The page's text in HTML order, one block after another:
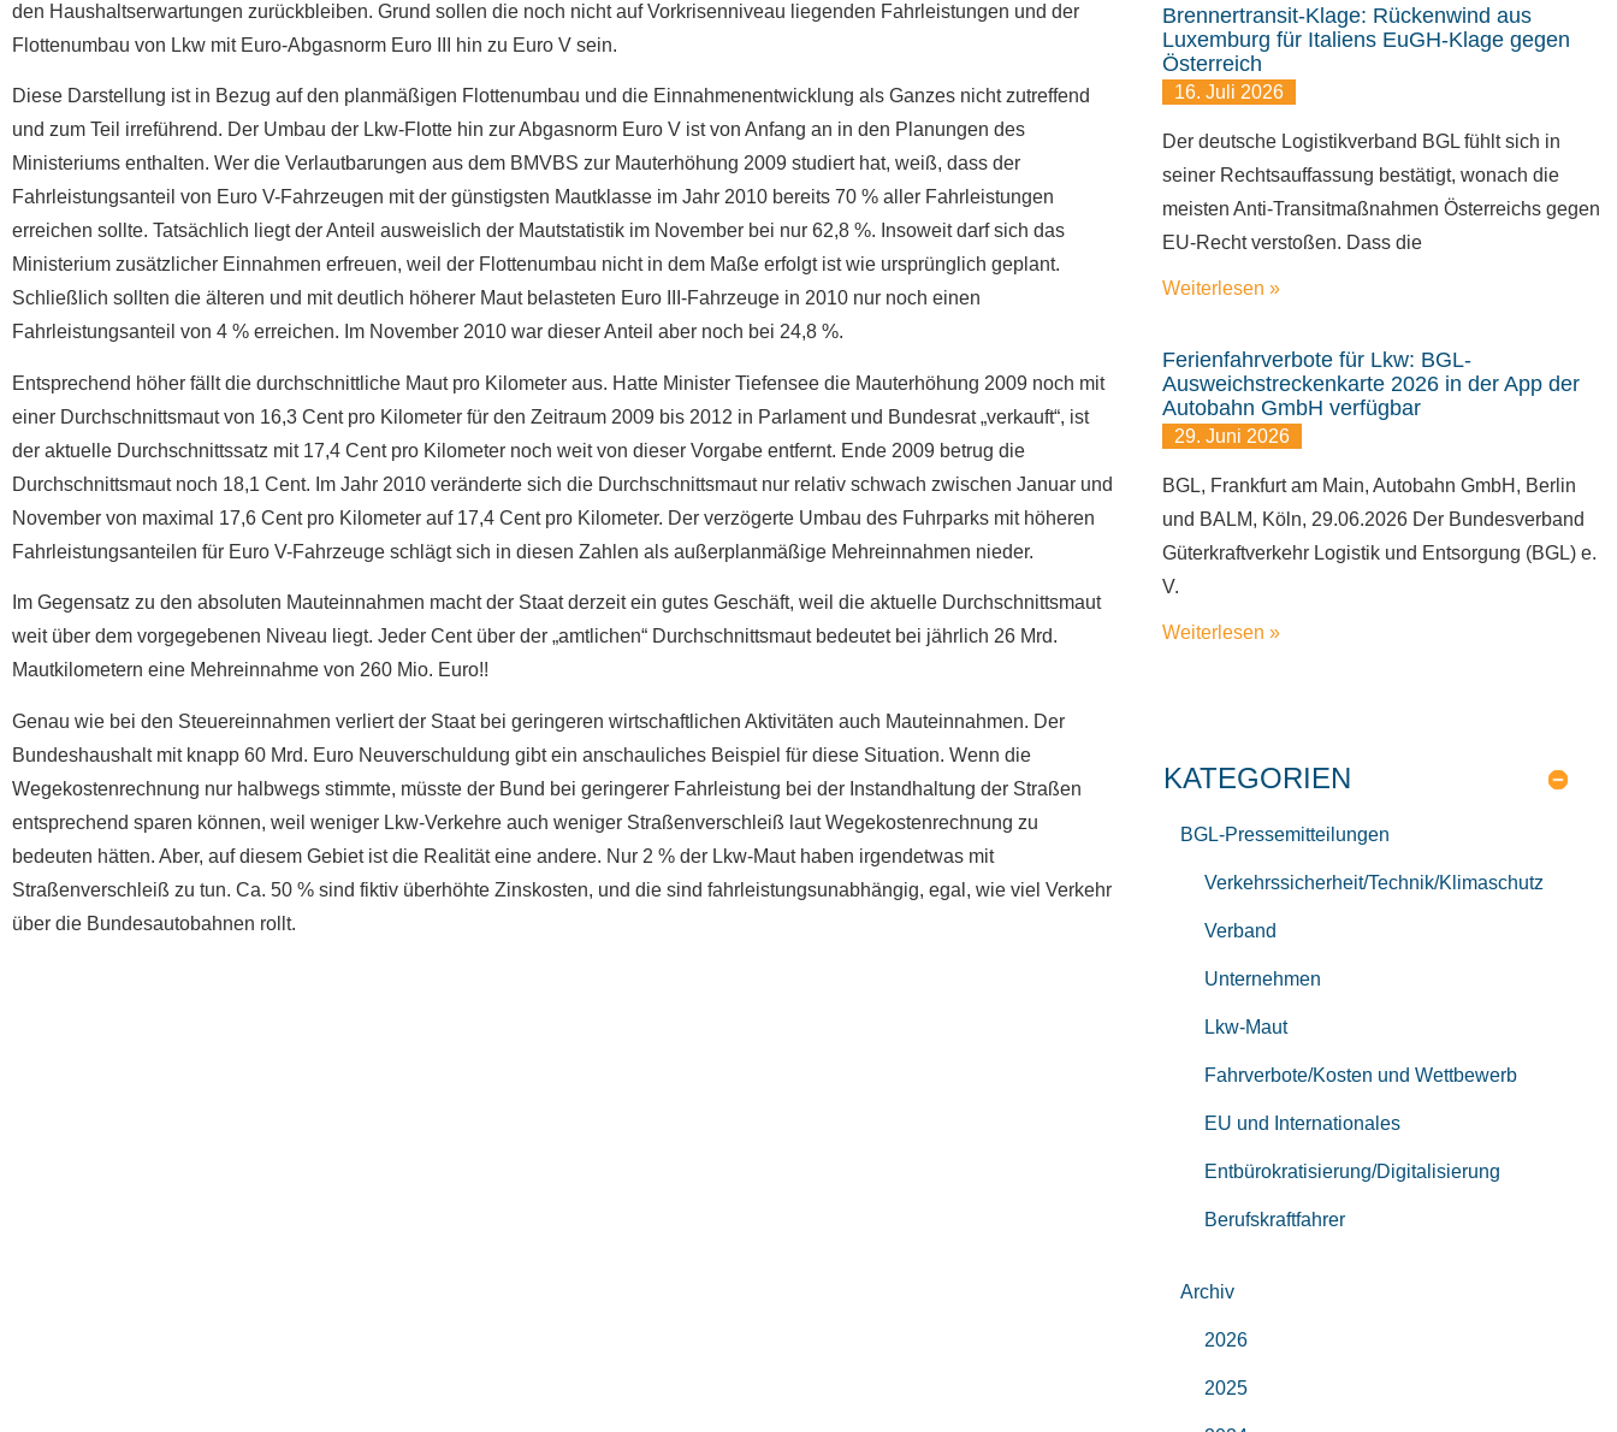
den Haushaltserwartungen zurückbleiben. Grund sollen die noch nicht auf Vorkrisenniveau liegenden Fahrleistungen und der
Flottenumbau von Lkw mit Euro-Abgasnorm Euro III hin zu Euro V sein.
Diese Darstellung ist in Bezug auf den planmäßigen Flottenumbau und die Einnahmenentwicklung als Ganzes nicht zutreffend
und zum Teil irreführend. Der Umbau der Lkw-Flotte hin zur Abgasnorm Euro V ist von Anfang an in den Planungen des
Ministeriums enthalten. Wer die Verlautbarungen aus dem BMVBS zur Mauterhöhung 2009 studiert hat, weiß, dass der
Fahrleistungsanteil von Euro V-Fahrzeugen mit der günstigsten Mautklasse im Jahr 2010 bereits 70 % aller Fahrleistungen
erreichen sollte. Tatsächlich liegt der Anteil ausweislich der Mautstatistik im November bei nur 62,8 %. Insoweit darf sich das
Ministerium zusätzlicher Einnahmen erfreuen, weil der Flottenumbau nicht in dem Maße erfolgt ist wie ursprünglich geplant.
Schließlich sollten die älteren und mit deutlich höherer Maut belasteten Euro III-Fahrzeuge in 2010 nur noch einen
Fahrleistungsanteil von 4 % erreichen. Im November 2010 war dieser Anteil aber noch bei 24,8 %.
Entsprechend höher fällt die durchschnittliche Maut pro Kilometer aus. Hatte Minister Tiefensee die Mauterhöhung 2009 noch mit
einer Durchschnittsmaut von 16,3 Cent pro Kilometer für den Zeitraum 2009 bis 2012 in Parlament und Bundesrat „verkauft“, ist
der aktuelle Durchschnittssatz mit 17,4 Cent pro Kilometer noch weit von dieser Vorgabe entfernt. Ende 2009 betrug die
Durchschnittsmaut noch 18,1 Cent. Im Jahr 2010 veränderte sich die Durchschnittsmaut nur relativ schwach zwischen Januar und
November von maximal 17,6 Cent pro Kilometer auf 17,4 Cent pro Kilometer. Der verzögerte Umbau des Fuhrparks mit höheren
Fahrleistungsanteilen für Euro V-Fahrzeuge schlägt sich in diesen Zahlen als außerplanmäßige Mehreinnahmen nieder.
Im Gegensatz zu den absoluten Mauteinnahmen macht der Staat derzeit ein gutes Geschäft, weil die aktuelle Durchschnittsmaut
weit über dem vorgegebenen Niveau liegt. Jeder Cent über der „amtlichen“ Durchschnittsmaut bedeutet bei jährlich 26 Mrd.
Mautkilometern eine Mehreinnahme von 260 Mio. Euro!!
Genau wie bei den Steuereinnahmen verliert der Staat bei geringeren wirtschaftlichen Aktivitäten auch Mauteinnahmen. Der
Bundeshaushalt mit knapp 60 Mrd. Euro Neuverschuldung gibt ein anschauliches Beispiel für diese Situation. Wenn die
Wegekostenrechnung nur halbwegs stimmte, müsste der Bund bei geringerer Fahrleistung bei der Instandhaltung der Straßen
entsprechend sparen können, weil weniger Lkw-Verkehre auch weniger Straßenverschleiß laut Wegekostenrechnung zu
bedeuten hätten. Aber, auf diesem Gebiet ist die Realität eine andere. Nur 2 % der Lkw-Maut haben irgendetwas mit
Straßenverschleiß zu tun. Ca. 50 % sind fiktiv überhöhte Zinskosten, und die sind fahrleistungsunabhängig, egal, wie viel Verkehr
über die Bundesautobahnen rollt.
Brennertransit-Klage: Rückenwind aus
Luxemburg für Italiens EuGH-Klage gegen
Österreich
16. Juli 2026
Der deutsche Logistikverband BGL fühlt sich in
seiner Rechtsauffassung bestätigt, wonach die
meisten Anti-Transitmaßnahmen Österreichs gegen
EU-Recht verstoßen. Dass die
Weiterlesen »
Ferienfahrverbote für Lkw: BGL-
Ausweichstreckenkarte 2026 in der App der
Autobahn GmbH verfügbar
29. Juni 2026
BGL, Frankfurt am Main, Autobahn GmbH, Berlin
und BALM, Köln, 29.06.2026 Der Bundesverband
Güterkraftverkehr Logistik und Entsorgung (BGL) e.
V.
Weiterlesen »
KATEGORIEN
BGL-Pressemitteilungen
Verkehrssicherheit/Technik/Klimaschutz
Verband
Unternehmen
Lkw-Maut
Fahrverbote/Kosten und Wettbewerb
EU und Internationales
Entbürokratisierung/Digitalisierung
Berufskraftfahrer
Archiv
2026
2025